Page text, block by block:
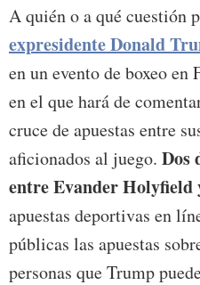
A quién o a qué cuestión
expresidente Donald
en un evento de boxeo
en el que hará de
cruce de apuestas entre
aficionados al juego. Dos
entre Evander
apuestas deportivas en
públicas las apuestas
personas que Trump